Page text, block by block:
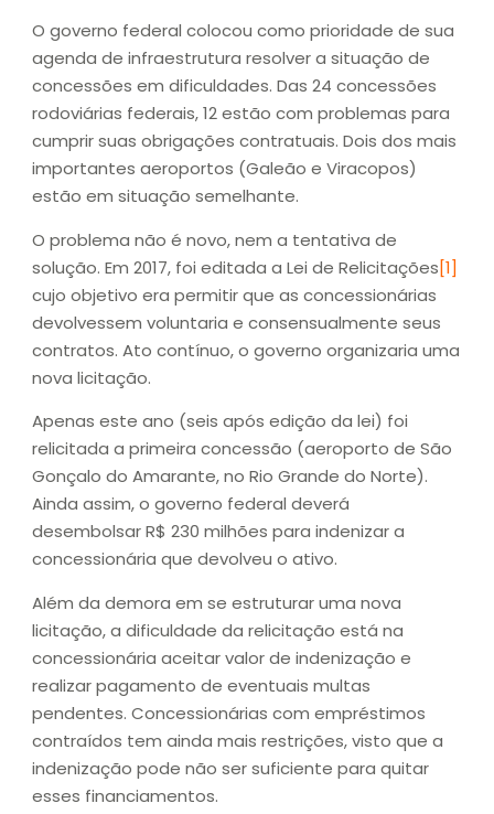
O governo federal colocou como prioridade de sua
agenda de infraestrutura resolver a situação de
concessões em dificuldades. Das 24 concessões
rodoviárias federais, 12 estão com problemas para
cumprir suas obrigações contratuais. Dois dos mais
importantes aeroportos (Galeão e Viracopos)
estão em situação semelhante.
O problema não é novo, nem a tentativa de
solução. Em 2017, foi editada a Lei de Relicitações[1]
cujo objetivo era permitir que as concessionárias
devolvessem voluntaria e consensualmente seus
contratos. Ato contínuo, o governo organizaria uma
nova licitação.
Apenas este ano (seis após edição da lei) foi
relicitada a primeira concessão (aeroporto de São
Gonçalo do Amarante, no Rio Grande do Norte).
Ainda assim, o governo federal deverá
desembolsar R$ 230 milhões para indenizar a
concessionária que devolveu o ativo.
Além da demora em se estruturar uma nova
licitação, a dificuldade da relicitação está na
concessionária aceitar valor de indenização e
realizar pagamento de eventuais multas
pendentes. Concessionárias com empréstimos
contraídos tem ainda mais restrições, visto que a
indenização pode não ser suficiente para quitar
esses financiamentos.